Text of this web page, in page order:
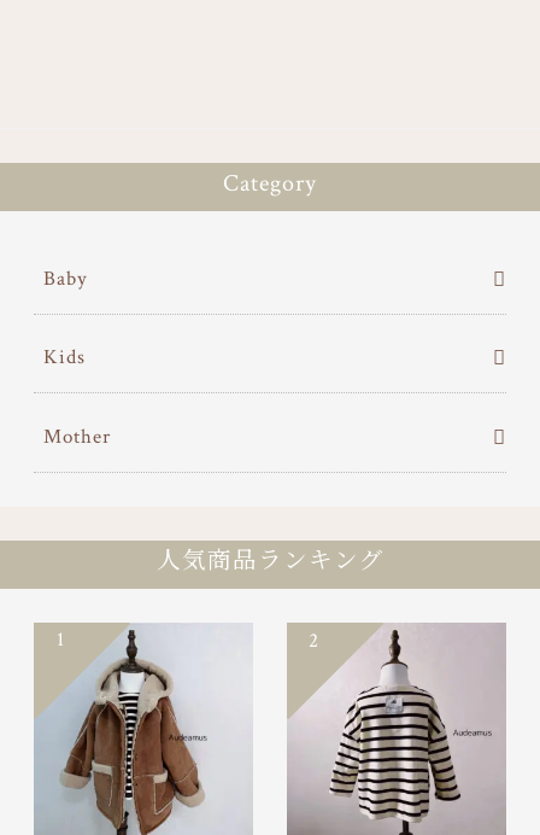
Category
Baby
Kids
Mother
人気商品ランキング
1 2